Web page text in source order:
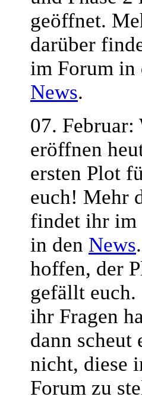
geöffnet.
darüber
im Forum in
News.
07. Februar:
eröffnen
ersten Plot
euch! Mehr
findet ihr im
in den News
hoffen, der
gefällt
ihr Fragen
dann scheut
nicht, diese
Forum zu